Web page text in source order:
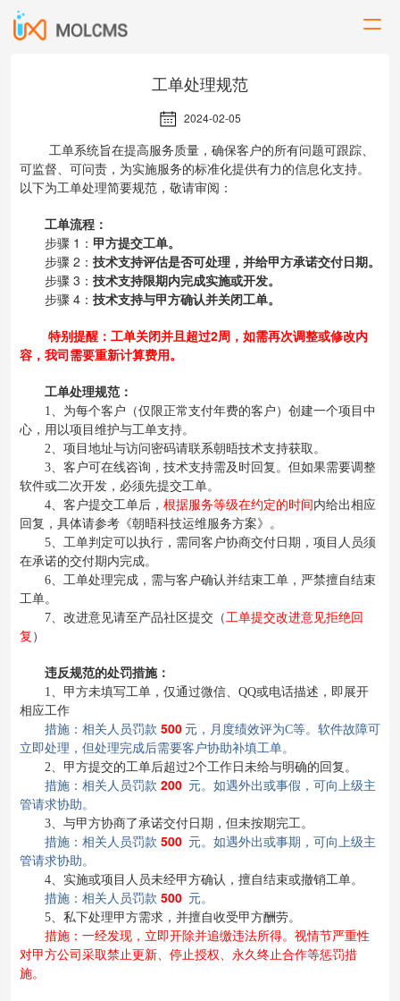
工单处理规范
2024-02-05
工单系统旨在提高服务质量，确保客户的所有问题可跟踪、
可监督、可问责，为实施服务的标准化提供有力的信息化支持。
以下为工单处理简要规范，敬请审阅：
工单流程：
步骤 1： 甲方提交工单。
步骤 2： 技术支持评估是否可处理，并给甲方承诺交付日期。
步骤 3： 技术支持限期内完成实施或开发。
步骤 4： 技术支持与甲方确认并关闭工单。
特别提醒：工单关闭并且超过2周，如需再次调整或修改内
容，我司需要重新计算费用。
工单处理规范：
1、为每个客户（仅限正常支付年费的客户）创建一个项目中
心，用以项目维护与工单支持。
2、项目地址与访问密码请联系朝晤技术支持获取。
3、客户可在线咨询，技术支持需及时回复。但如果需要调整
软件或二次开发，必须先提交工单。
4、客户提交工单后， 根据服务等级在约定的时间 内给出相应
回复，具体请参考 《朝晤科技运维服务方案》
。
5、工单判定可以执行，需同客户协商交付日期，项目人员须
在承诺的交付期内完成。
6、工单处理完成，需与客户确认并结束工单，严禁擅自结束
工单。
7、改进意见请至产品社区提交（ 工单提交改进意见拒绝回
复 ）
违反规范的处罚措施：
1、甲方未填写工单，仅通过微信、QQ或电话描述，即展开
相应工作
措施：相关人员罚款 500 元，月度绩效评为C等。软件故障可
立即处理，但处理完成后需要客户协助补填工单。
2、甲方提交的工单后超过2个工作日未给与明确的回复。
措施：相关人员罚款 200 元。如遇外出或事假，可向上级主
管请求协助。
3、与甲方协商了承诺交付日期，但未按期完工。
措施：相关人员罚款 500 元。如遇外出或事期，可向上级主
管请求协助。
4、实施或项目人员未经甲方确认，擅自结束或撤销工单。
措施：相关人员罚款 500 元。
5、私下处理甲方需求，并擅自收受甲方酬劳。
措施：一经发现，立即开除并追缴违法所得。视情节严重性
对甲方公司采取禁止更新、停止授权、永久终止合作等惩罚措
施。